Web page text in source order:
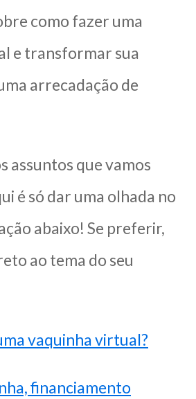
como fazer uma
e transformar sua
arrecadação de
assuntos que vamos
é só dar uma olhada no
abaixo! Se preferir,
ao tema do seu
vaquinha virtual?
financiamento